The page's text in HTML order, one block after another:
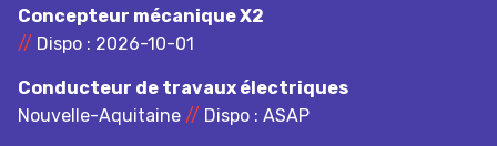
Concepteur mécanique X2
// Dispo : 2026-10-01
Conducteur de travaux électriques
Nouvelle-Aquitaine // Dispo : ASAP